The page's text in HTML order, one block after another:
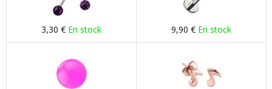
3,30 € En stock 9,90 € En stock